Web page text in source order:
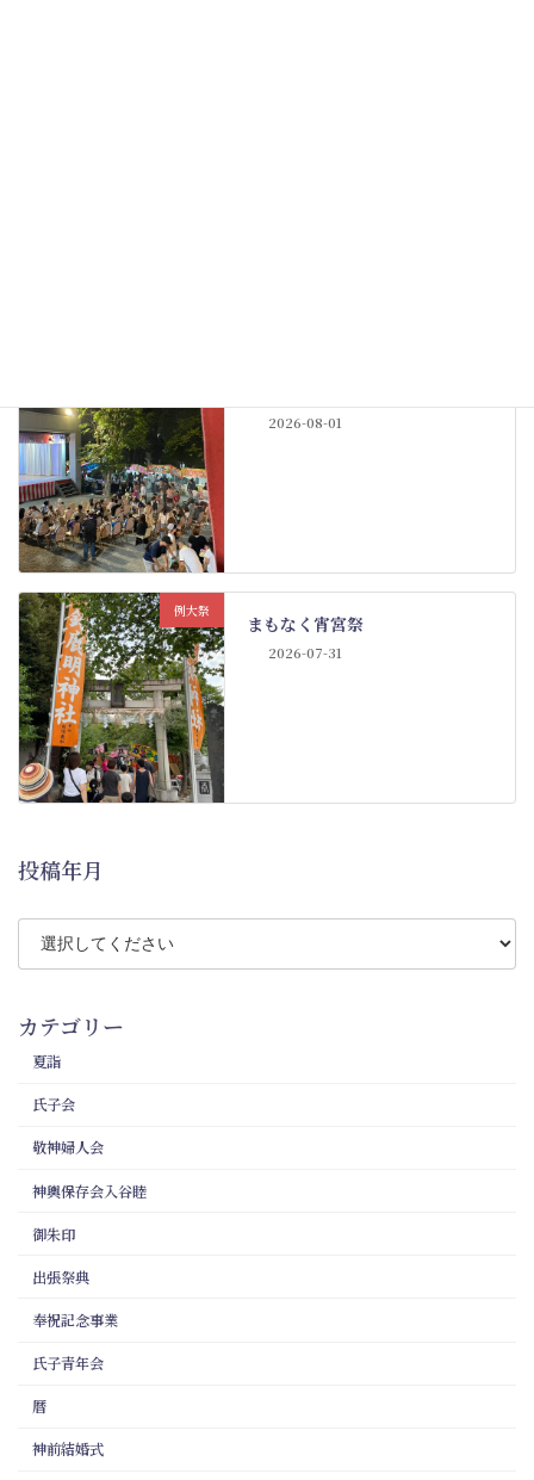
2026-08-01
例大祭
まもなく宵宮祭
2026-07-31
投稿年月
カテゴリー
夏詣
氏子会
敬神婦人会
神輿保存会入谷睦
御朱印
出張祭典
奉祝記念事業
氏子青年会
暦
神前結婚式